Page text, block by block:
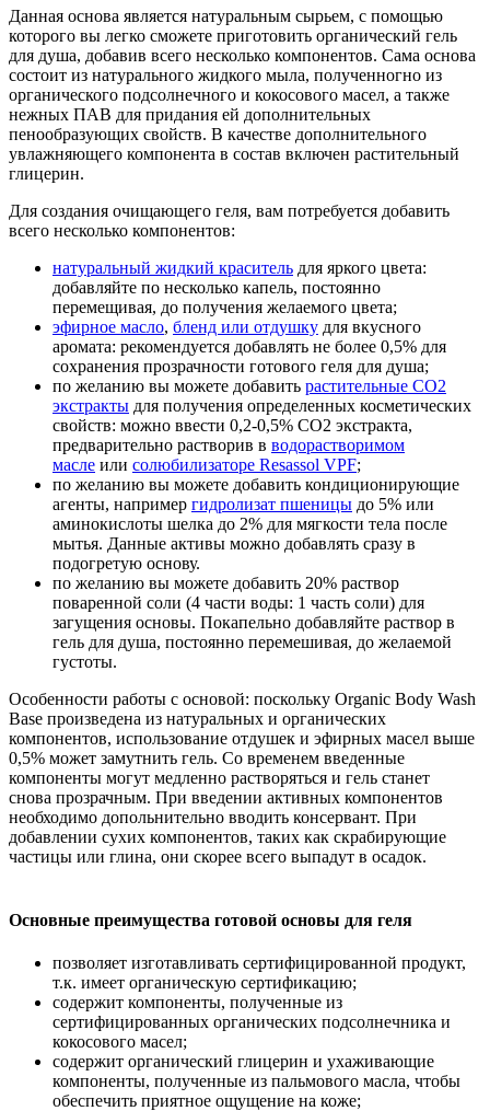
Данная основа является натуральным сырьем, с помощью
которого вы легко сможете приготовить органический гель
для душа, добавив всего несколько компонентов. Сама основа
состоит из натурального жидкого мыла, полученногно из
органического подсолнечного и кокосового масел, а также
нежных ПАВ для придания ей дополнительных
пенообразующих свойств. В качестве дополнительного
увлажняющего компонента в состав включен растительный
глицерин.
Для создания очищающего геля, вам потребуется добавить
всего несколько компонентов:
натуральный жидкий краситель для яркого цвета:
добавляйте по несколько капель, постоянно
перемещивая, до получения желаемого цвета;
эфирное масло, бленд или отдушку для вкусного
аромата: рекомендуется добавлять не более 0,5% для
сохранения прозрачности готового геля для душа;
по желанию вы можете добавить растительные СО2
экстракты для получения определенных косметических
свойств: можно ввести 0,2-0,5% СО2 экстракта,
предварительно растворив в водорастворимом
масле или солюбилизаторе Resassol VPF;
по желанию вы можете добавить кондиционирующие
агенты, например гидролизат пшеницы до 5% или
аминокислоты шелка до 2% для мягкости тела после
мытья. Данные активы можно добавлять сразу в
подогретую основу.
по желанию вы можете добавить 20% раствор
поваренной соли (4 части воды: 1 часть соли) для
загущения основы. Покапельно добавляйте раствор в
гель для душа, постоянно перемешивая, до желаемой
густоты.
Особенности работы с основой: поскольку Organic Body Wash
Base произведена из натуральных и органических
компонентов, использование отдушек и эфирных масел выше
0,5% может замутнить гель. Со временем введенные
компоненты могут медленно растворяться и гель станет
снова прозрачным. При введении активных компонентов
необходимо допольнительно вводить консервант. При
добавлении сухих компонентов, таких как скрабирующие
частицы или глина, они скорее всего выпадут в осадок.
Основные преимущества готовой основы для геля
позволяет изготавливать сертифицированной продукт,
т.к. имеет органическую сертификацию;
содержит компоненты, полученные из
сертифицированных органических подсолнечника и
кокосового масел;
содержит органический глицерин и ухаживающие
компоненты, полученные из пальмового масла, чтобы
обеспечить приятное ощущение на коже;